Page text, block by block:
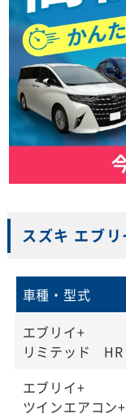
スズキ エブ
車種・型式
エブリイ+
リミテッド HR
エブリイ+
ツインエアコン